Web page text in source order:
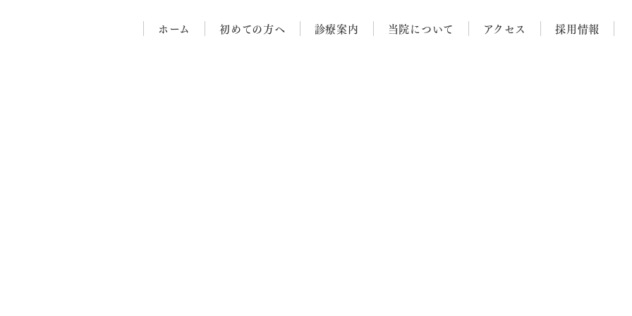
ホーム 初めての方へ 診療案内 当院について アクセス 採用情報